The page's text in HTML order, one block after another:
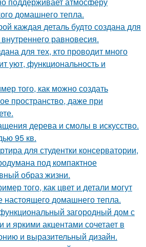
домашнего тепла.
каждая деталь будто создана для
равновесия.
для тех, кто проводит много
уют, функциональность и
того, как можно создать
пространство, даже при
дерева и смолы в искусство.
95 кв.
для студентки консерватории,
под компактное
образ жизни.
того, как цвет и детали могут
домашнего тепла.
загородный дом с
и яркими акцентами сочетает в
и выразительный дизайн.